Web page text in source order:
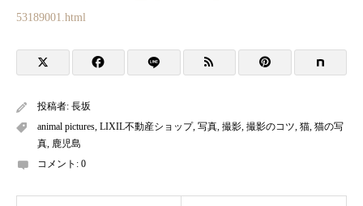
53189001.html
投稿者: 長坂
animal pictures LIXIL不動産ショップ, 写真 撮影 撮影のコツ 猫 猫の写
真 鹿児島
コメント: 0